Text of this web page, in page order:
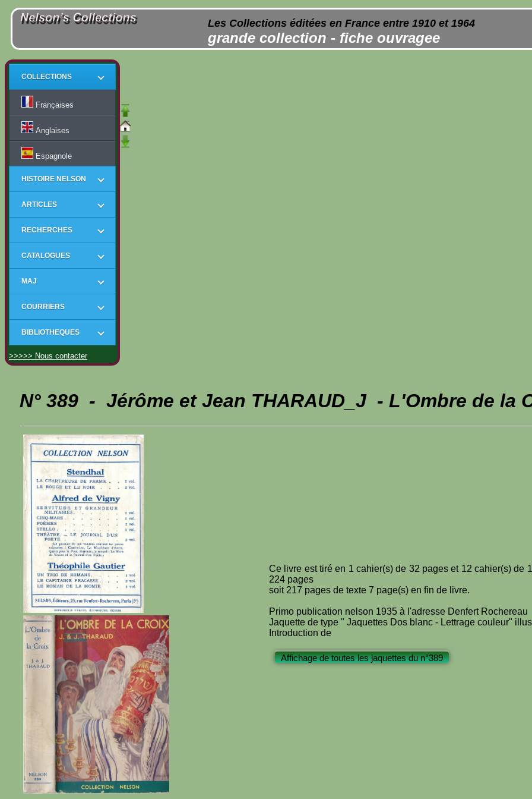
Les Collections éditées en France entre 1910 et 1964
grande collection - fiche ouvragee
COLLECTIONS
Françaises
Anglaises
Espagnole
HISTOIRE NELSON
ARTICLES
RECHERCHES
CATALOGUES
MAJ
COURRIERS
BIBLIOTHEQUES
>>>>> Nous contacter
N° 389 - Jérôme et Jean THARAUD_J - L'Ombre de la
Ce livre est tiré en 1 cahier(s) de 32 pages et 12 cahier(s) de
224 pages
soit 217 pages de texte 7 page(s) en fin de livre.
Primo publication nelson 1935 à l'adresse Denfert Rochereau
Jaquette de type " Jaquettes Dos blanc - Lettrage couleur"
Introduction de
Affichage de toutes les jaquettes du n°389